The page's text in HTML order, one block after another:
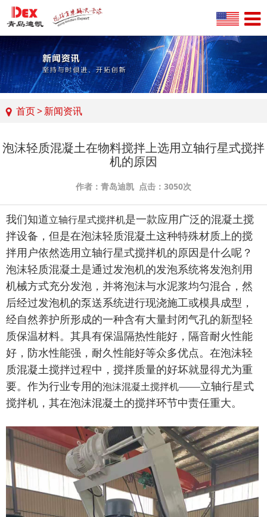
首页>新闻资讯
泡沫轻质混凝土在物料搅拌上选用立轴行星式搅拌
机的原因
作者：青岛迪凯 点击：3050次
我们知道立轴行星式搅拌机是一款应用广泛的混凝土搅
拌设备，但是在泡沫轻质混凝土这种特殊材质上的搅
拌用户依然选用立轴行星式搅拌机的原因是什么呢？
泡沫轻质混凝土是通过发泡机的发泡系统将发泡剂用
机械方式充分发泡，并将泡沫与水泥浆均匀混合，然
后经过发泡机的泵送系统进行现浇施工或模具成型，
经自然养护所形成的一种含有大量封闭气孔的新型轻
质保温材料。其具有保温隔热性能好，隔音耐火性能
好，防水性能强，耐久性能好等众多优点。在泡沫轻
质混凝土搅拌过程中，搅拌质量的好坏就显得尤为重
要。作为行业专用的泡沫混凝土搅拌机——立轴行星式
搅拌机，其在泡沫混凝土的搅拌环节中责任重大。